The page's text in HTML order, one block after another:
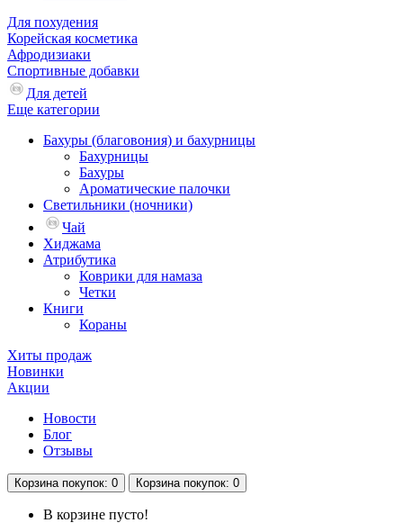
Для похудения
Корейская косметика
Афродизиаки
Спортивные добавки
Для детей
Еще категории
Бахуры (благовония) и бахурницы
Бахурницы
Бахуры
Ароматические палочки
Светильники (ночники)
Чай
Хиджама
Атрибутика
Коврики для намаза
Четки
Книги
Кораны
Хиты продаж
Новинки
Акции
Новости
Блог
Отзывы
Корзина покупок: 0 Корзина покупок: 0
В корзине пусто!